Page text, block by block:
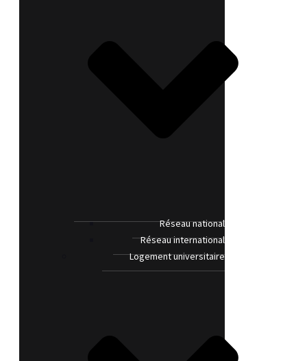
Réseau national
Réseau international
Logement universitaire